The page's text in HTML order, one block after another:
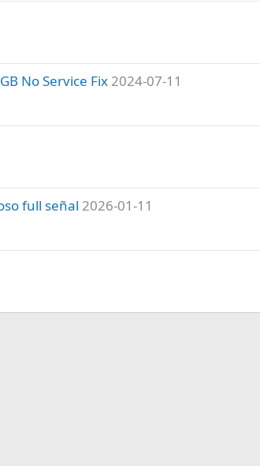
No Service Fix 2024-07-11
full señal 2026-01-11